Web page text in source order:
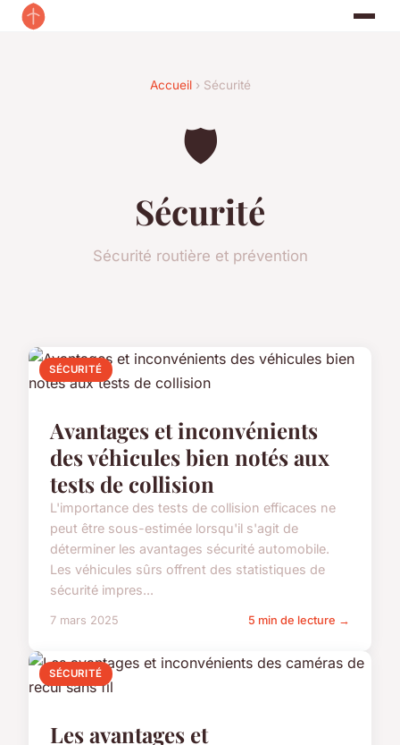
Accueil› Sécurité
🛡️
Sécurité
Sécurité routière et prévention
SÉCURITÉ
Avantages et inconvénients
des véhicules bien notés aux
tests de collision
L'importance des tests de collision efficaces ne
peut être sous-estimée lorsqu'il s'agit de
déterminer les avantages sécurité automobile.
Les véhicules sûrs offrent des statistiques de
sécurité impres...
7 mars 2025 5 min de lecture →
SÉCURITÉ
Les avantages et